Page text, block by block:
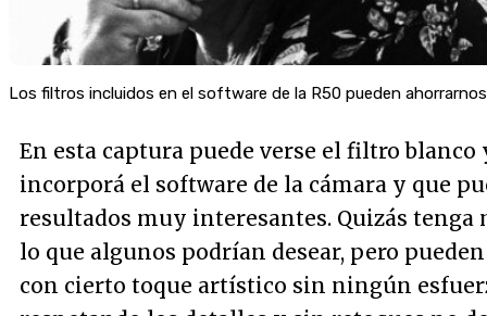
Los filtros incluidos en el software de la R50 pueden
En esta captura puede verse el filtro blanco
incorporá el software de la cámara y que
resultados muy interesantes. Quizás tenga
lo que algunos podrían desear, pero
con cierto toque artístico sin ningún